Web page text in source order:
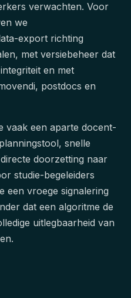
verwachten. Voor
we
export richting
met versiebeheer dat
en met
postdocs en
vaak een aparte docent-
snelle
doorzetting naar
studie-begeleiders
een vroege signalering
dat een algoritme de
uitlegbaarheid van